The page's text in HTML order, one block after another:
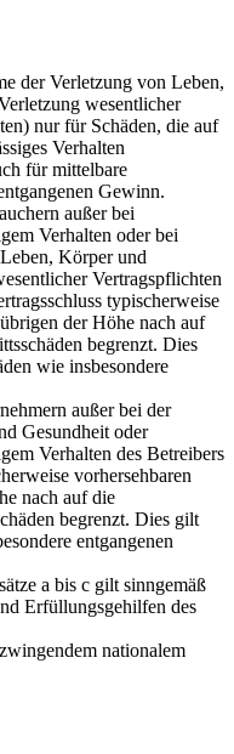
der Verletzung von Leben,
wesentlicher
nur für Schäden, die auf
Verhalten
für mittelbare
Gewinn.
außer bei
Verhalten oder bei
Körper und
Vertragspflichten
typischerweise
der Höhe nach auf
begrenzt. Dies
wie insbesondere
außer bei der
Gesundheit oder
Verhalten des Betreibers
vorhersehbaren
nach auf die
begrenzt. Dies gilt
entgangenen
a bis c gilt sinngemäß
Erfüllungsgehilfen des
nationalem